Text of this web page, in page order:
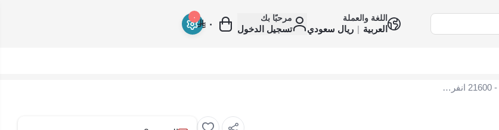
اللغة والعملة
العربية | ريال سعودي
مرحبًا بك
تسجيل الدخول
٠
٠
مكيف كاسيت حار بارد 2 طن هام - 21600 انفرتير صنع في الصين HM24HCASM24INV